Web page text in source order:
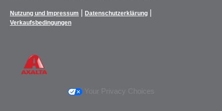
Nutzung und Impressum Datenschutzerklärung
Verkaufsbedingungen
Your Privacy Choices